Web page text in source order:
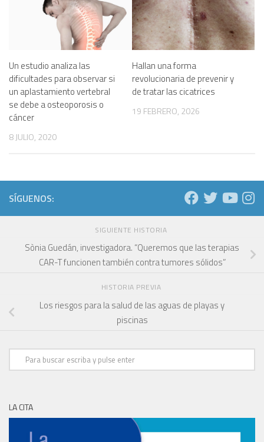
Un estudio analiza las
dificultades para observar si
un aplastamiento vertebral
se debe a osteoporosis o
cáncer
8 JULIO, 2020
Hallan una forma
revolucionaria de prevenir y
de tratar las cicatrices
19 FEBRERO, 2026
SÍGUENOS:
SIGUIENTE HISTORIA
Sònia Guedán, investigadora. “Queremos que las terapias
CAR-T funcionen también contra tumores sólidos”
HISTORIA PREVIA
Los riesgos para la salud de las aguas de playas y
piscinas
LA CITA